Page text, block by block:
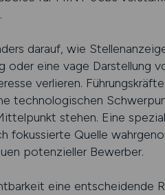
darauf, wie
oder eine vage Darstellung
verlieren.
technologischen
stehen. Eine
fokussierte Quelle
potenzieller Bewerber.
eine entscheidende